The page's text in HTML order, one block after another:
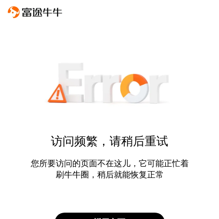
访问频繁，请稍后重试
您所要访问的页面不在这儿，它可能正忙着
刷牛牛圈，稍后就能恢复正常